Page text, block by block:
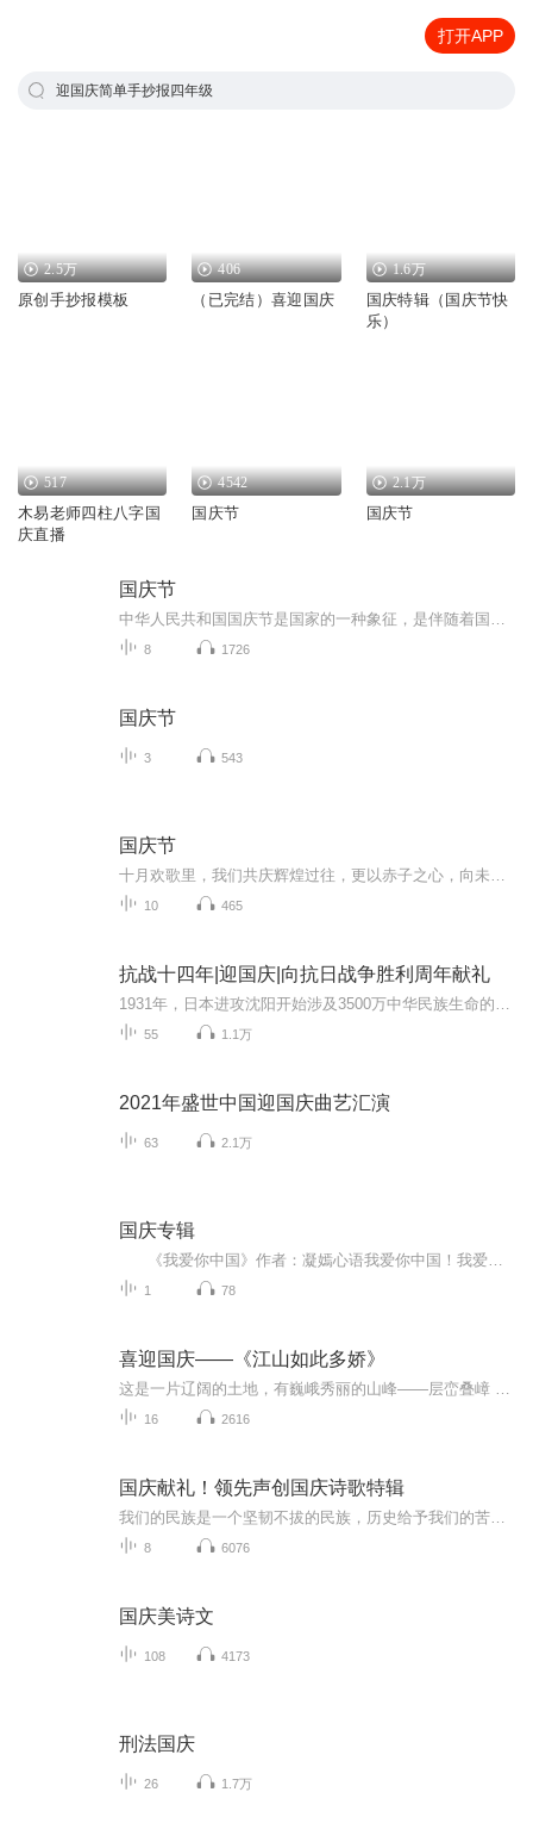
打开APP
迎国庆简单手抄报四年级
2.5万
原创手抄报模板
406
（已完结）喜迎国庆
1.6万
国庆特辑（国庆节快
乐）
517
木易老师四柱八字国
庆直播
4542
国庆节
2.1万
国庆节
国庆节
8 1726
国庆节
3 543
国庆节
10 465
抗战十四年|迎国庆|向抗日战争胜利周年献礼
55 1.1万
2021年盛世中国迎国庆曲艺汇演
63 2.1万
国庆专辑
1 78
喜迎国庆——《江山如此多娇》
16 2616
国庆献礼！领先声创国庆诗歌特辑
8 6076
国庆美诗文
108 4173
刑法国庆
26 1.7万